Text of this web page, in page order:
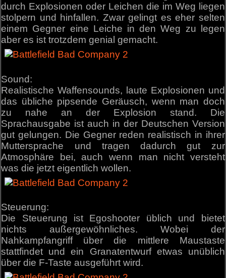
durch Explosionen oder Leichen die im Weg liegen
stolpern und hinfallen. Zwar gelingt es eher selten
einem Gegner eine Leiche in den Weg zu legen
aber es ist trotzdem genial gemacht.
Sound:
Realistische Waffensounds, laute Explosionen und
das übliche pipsende Geräusch, wenn man doch
zu nahe an der Explosion stand. Die
Sprachausgabe ist auch in der Deutschen Version
gut gelungen. Die Gegner reden realistisch in ihrer
Muttersprache und tragen dadurch gut zur
Atmosphäre bei, auch wenn man nicht versteht
was die jetzt eigentlich wollen.
Steuerung:
Die Steuerung ist Egoshooter üblich und bietet
nichts außergewöhnliches. Wobei der
Nahkampfangriff über die mittlere Maustaste
stattfindet und ein Granatentwurf etwas unüblich
über die F-Taste ausgeführt wird.